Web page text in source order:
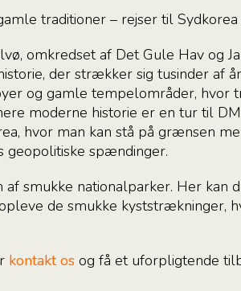
traditioner – rejser til
omkredset af Det Gule Hav og
der strækker sig tusinder af
og gamle tempelområder, hvor
moderne historie er en tur til
hvor man kan stå på grænsen
geopolitiske spændinger.
smukke nationalparker. Her kan
de smukke kyststrækninger,
kontakt osog få et uforpligtende